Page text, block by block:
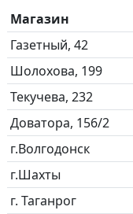
Магазин
Газетный, 42
Шолохова, 199
Текучева, 232
Доватора, 156/2
г.Волгодонск
г.Шахты
г. Таганрог